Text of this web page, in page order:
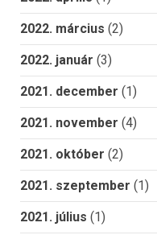
2022. március (2)
2022. január (3)
2021. december (1)
2021. november (4)
2021. október (2)
2021. szeptember (1)
2021. július (1)